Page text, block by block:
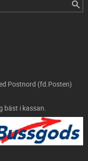
Postnord (fd.Posten)
bäst i kassan.